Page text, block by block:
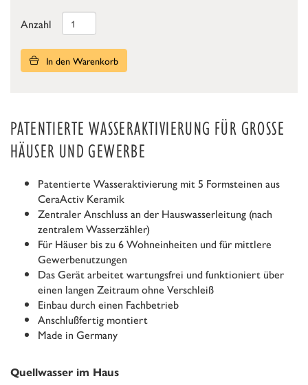
Anzahl
In den Warenkorb
PATENTIERTE WASSERAKTIVIERUNG FÜR GROSSE H
ÄUSER UND GEWERBE
Patentierte Wasseraktivierung mit 5 Formsteinen aus
CeraActiv Keramik
Zentraler Anschluss an der Hauswasserleitung (nach
zentralem Wasserzähler)
Für Häuser bis zu 6 Wohneinheiten und für mittlere
Gewerbenutzungen
Das Gerät arbeitet wartungsfrei und funktioniert über
einen langen Zeitraum ohne Verschleiß
Einbau durch einen Fachbetrieb
Anschlußfertig montiert
Made in Germany
Quellwasser im Haus